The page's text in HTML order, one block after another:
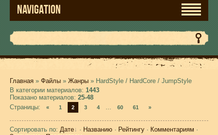
NAVIGATION
Главная » Файлы » Жанры » HardStyle / HardCore / JumpStyle
В категории материалов: 1443
Показано материалов: 25-48
Страницы: « 1 2 3 4 ... 60 61 »
Сортировать по: Дате · Названию · Рейтингу · Комментариям ·